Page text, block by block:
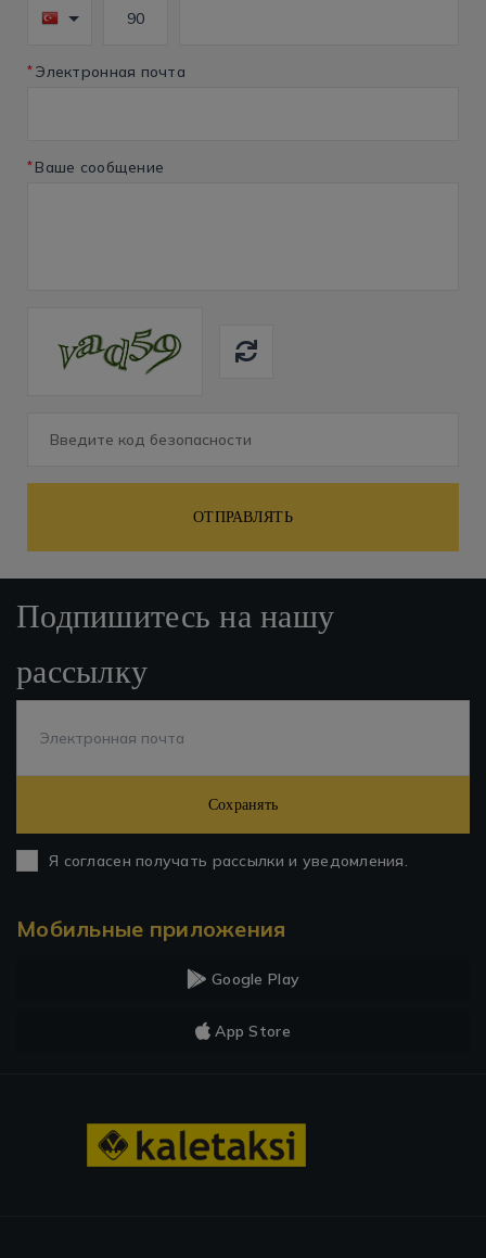
* Электронная почта
* Ваше сообщение
ОТПРАВЛЯТЬ
Подпишитесь на нашу
рассылку
Сохранять
Я согласен получать рассылки и уведомления.
Мобильные приложения
Google Play
App Store